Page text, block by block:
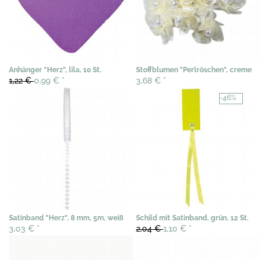
Anhänger "Herz", lila, 10 St.
1,22 €0,99 € *
Stoffblumen "Perlröschen", creme
3,68 € *
Satinband "Herz", 8 mm, 5m, weiß
3,03 € *
-46%
Schild mit Satinband, grün, 12 St.
2,04 €1,10 € *